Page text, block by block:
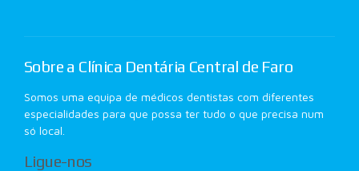
Sobre a Clínica Dentária Central de Faro
Somos uma equipa de médicos dentistas com diferentes
especialidades para que possa ter tudo o que precisa num
só local.
Ligue-nos